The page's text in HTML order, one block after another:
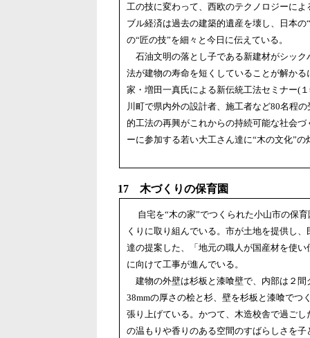
工の技に変わって、西欧のテクノロジーに
ブル経済は過去の建築的遺産を壊し、日本
の“匠の技”を細々と今日に伝えている。
石油文明の落とし子である新建材がシッ
法が建物の寿命を短くしていることが解か
家・増田一真氏による新伝統工法セミナー(
川町で県内外の設計者、施工者など80名程
的工法の再興がこれからの持続可能な社会
ーに参加する若い大工さん達に“木の文化”の
17 木づくりの保育園
自宅を“木の家”でつくられた小山市の保
くりに取り組んでいる。市が土地を提供し
達の提案した、「地元の職人が国産材を使
に向けて工事が進んでいる。
建物の外壁は杉板と漆喰壁で、内部は２
38mmの厚さの桧と杉、壁を杉板と漆喰でつ
張り上げている。かつて、木造校舎で過ご
の温もりや香りのある空間のすばらしさを